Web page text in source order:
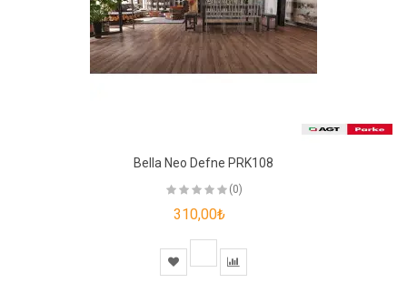
Bella Neo Defne PRK108
(0)
310,00₺